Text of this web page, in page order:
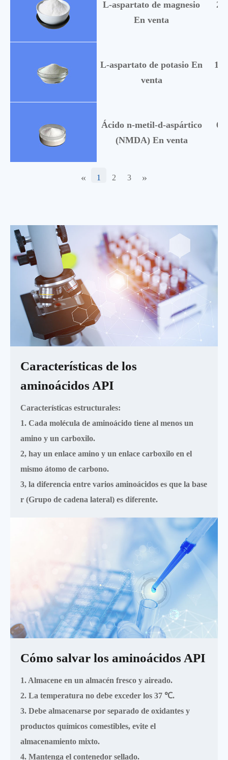
L-aspartato de magnesio
En venta
L-aspartato de potasio En
venta
Ácido n-metil-d-aspártico
(NMDA) En venta
« 1 2 3 »
Características de los
aminoácidos API
Características estructurales:
1. Cada molécula de aminoácido tiene al menos un
amino y un carboxilo.
2, hay un enlace amino y un enlace carboxilo en el
mismo átomo de carbono.
3, la diferencia entre varios aminoácidos es que la base
r (Grupo de cadena lateral) es diferente.
Cómo salvar los aminoácidos API
1. Almacene en un almacén fresco y aireado.
2. La temperatura no debe exceder los 37 ℃.
3. Debe almacenarse por separado de oxidantes y
productos químicos comestibles, evite el
almacenamiento mixto.
4. Mantenga el contenedor sellado.